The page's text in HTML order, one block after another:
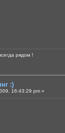
рядом !
:)
16:43:29 pm »